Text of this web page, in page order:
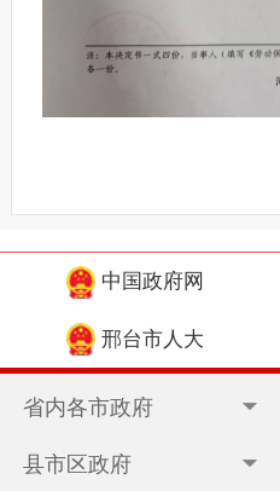
中国政府网
邢台市人大
省内各市政府
县市区政府